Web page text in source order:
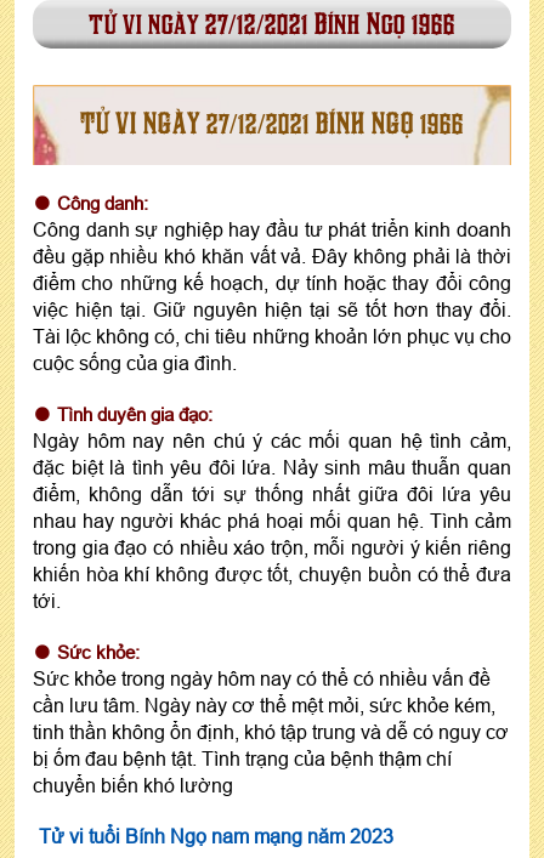
tử vi ngày 27/12/2021 Bính Ngọ 1966
TỬ VI NGÀY 27/12/2021 BÍNH NGỌ 1966
Công danh:
Công danh sự nghiệp hay đầu tư phát triển kinh doanh
đều gặp nhiều khó khăn vất vả. Đây không phải là thời
điểm cho những kế hoạch, dự tính hoặc thay đổi công
việc hiện tại. Giữ nguyên hiện tại sẽ tốt hơn thay đổi.
Tài lộc không có, chi tiêu những khoản lớn phục vụ cho
cuộc sống của gia đình.
Tình duyên gia đạo:
Ngày hôm nay nên chú ý các mối quan hệ tình cảm,
đặc biệt là tình yêu đôi lứa. Nảy sinh mâu thuẫn quan
điểm, không dẫn tới sự thống nhất giữa đôi lứa yêu
nhau hay người khác phá hoại mối quan hệ. Tình cảm
trong gia đạo có nhiều xáo trộn, mỗi người ý kiến riêng
khiến hòa khí không được tốt, chuyện buồn có thể đưa
tới.
Sức khỏe:
Sức khỏe trong ngày hôm nay có thể có nhiều vấn đề
cần lưu tâm. Ngày này cơ thể mệt mỏi, sức khỏe kém,
tinh thần không ổn định, khó tập trung và dễ có nguy cơ
bị ốm đau bệnh tật. Tình trạng của bệnh thậm chí
chuyển biến khó lường
Tử vi tuổi Bính Ngọ nam mạng năm 2023